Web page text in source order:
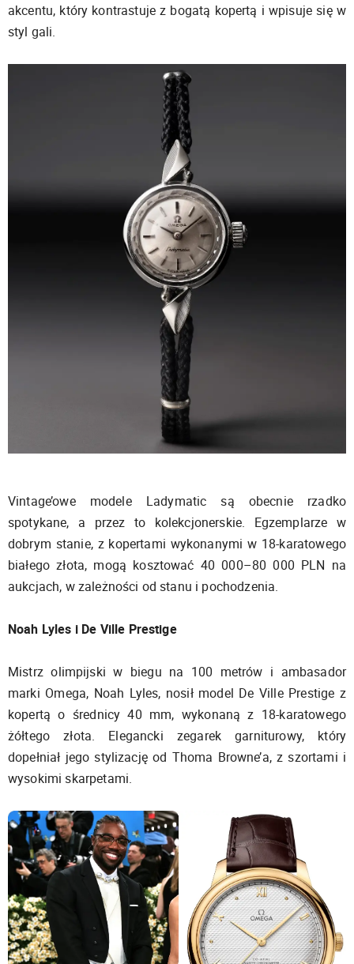
akcentu, który kontrastuje z bogatą kopertą i wpisuje się w
styl gali.
Vintage’owe modele Ladymatic są obecnie rzadko
spotykane, a przez to kolekcjonerskie. Egzemplarze w
dobrym stanie, z kopertami wykonanymi w 18-karatowego
białego złota, mogą kosztować 40 000–80 000 PLN na
aukcjach, w zależności od stanu i pochodzenia.
Noah Lyles i De Ville Prestige
Mistrz olimpijski w biegu na 100 metrów i ambasador
marki Omega, Noah Lyles, nosił model De Ville Prestige z
kopertą o średnicy 40 mm, wykonaną z 18-karatowego
żółtego złota. Elegancki zegarek garniturowy, który
dopełniał jego stylizację od Thoma Browne’a, z szortami i
wysokimi skarpetami.